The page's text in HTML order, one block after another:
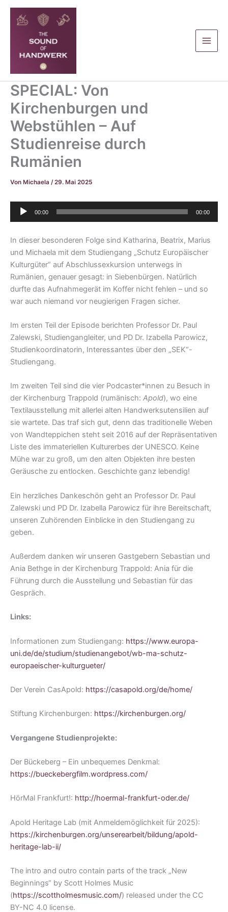
Zum
Inhalt
SPECIAL: Von
Kirchenburgen und
Webstühlen – Auf
Studienreise durch
Rumänien
Von Michaela /29. Mai 2025
Audio-
00:00 00:00
In dieser besonderen Folge sind Katharina, Beatrix, Marius
und Michaela mit dem Studiengang „Schutz Europäischer
Kulturgüter“ auf Abschlussexkursion unterwegs in
Rumänien, genauer gesagt: in Siebenbürgen. Natürlich
durfte das Aufnahmegerät im Koffer nicht fehlen – und so
war auch niemand vor neugierigen Fragen sicher.
Im ersten Teil der Episode berichten Professor Dr. Paul
Zalewski, Studiengangleiter, und PD Dr. Izabella Parowicz,
Studienkoordinatorin, Interessantes über den „SEK“-
Studiengang.
Im zweiten Teil sind die vier Podcaster*innen zu Besuch in
der Kirchenburg Trappold (rumänisch: Apold), wo eine
Textilausstellung mit allerlei alten Handwerksutensilien auf
sie wartete. Das traf sich gut, denn das traditionelle Weben
von Wandteppichen steht seit 2016 auf der Repräsentativen
Liste des immateriellen Kulturerbes der UNESCO. Keine
Mühe war zu groß, um den alten Objekten ihre besten
Geräusche zu entlocken. Geschichte ganz lebendig!
Ein herzliches Dankeschön geht an Professor Dr. Paul
Zalewski und PD Dr. Izabella Parowicz für ihre Bereitschaft,
unseren Zuhörenden Einblicke in den Studiengang zu
geben.
Außerdem danken wir unseren Gastgebern Sebastian und
Ania Bethge in der Kirchenburg Trappold: Ania für die
Führung durch die Ausstellung und Sebastian für das
Gespräch.
Links:
Informationen zum Studiengang: https://www.europa-
uni.de/de/studium/studienangebot/wb-ma-schutz-
europaeischer-kulturgueter/
Der Verein CasApold: https://casapold.org/de/home/
Stiftung Kirchenburgen: https://kirchenburgen.org/
Vergangene Studienprojekte:
Der Bückeberg – Ein unbequemes Denkmal:
https://bueckebergfilm.wordpress.com/
HörMal Frankfurt!: http://hoermal-frankfurt-oder.de/
Apold Heritage Lab (mit Anmeldemöglichkeit für 2025):
https://kirchenburgen.org/unserearbeit/bildung/apold-
heritage-lab-ii/
The intro and outro contain parts of the track „New
Beginnings“ by Scott Holmes Music
(https://scottholmesmusic.com/) released under the CC
BY-NC 4.0 license.